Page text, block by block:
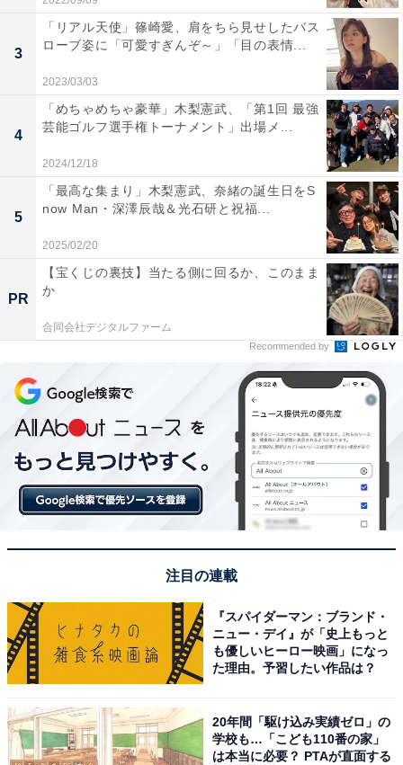
3
「リアル天使」篠崎愛、肩をちら見せしたバス
ローブ姿に「可愛すぎんぞ～」「目の表情...
2023/03/03
4
「めちゃめちゃ豪華」木梨憲武、「第1回 最強
芸能ゴルフ選手権トーナメント」出場メ...
2024/12/18
5
「最高な集まり」木梨憲武、奈緒の誕生日をS
now Man・深澤辰哉＆光石研と祝福...
2025/02/20
PR
【宝くじの裏技】当たる側に回るか、このまま
か
合同会社デジタルファーム
Recommended by
注目の連載
『スパイダーマン：ブランド・
ニュー・デイ』が「史上もっと
も優しいヒーロー映画」になっ
た理由。予習したい作品は？
20年間「駆け込み実績ゼロ」の
学校も…「こども110番の家」
は本当に必要？ PTAが直面する